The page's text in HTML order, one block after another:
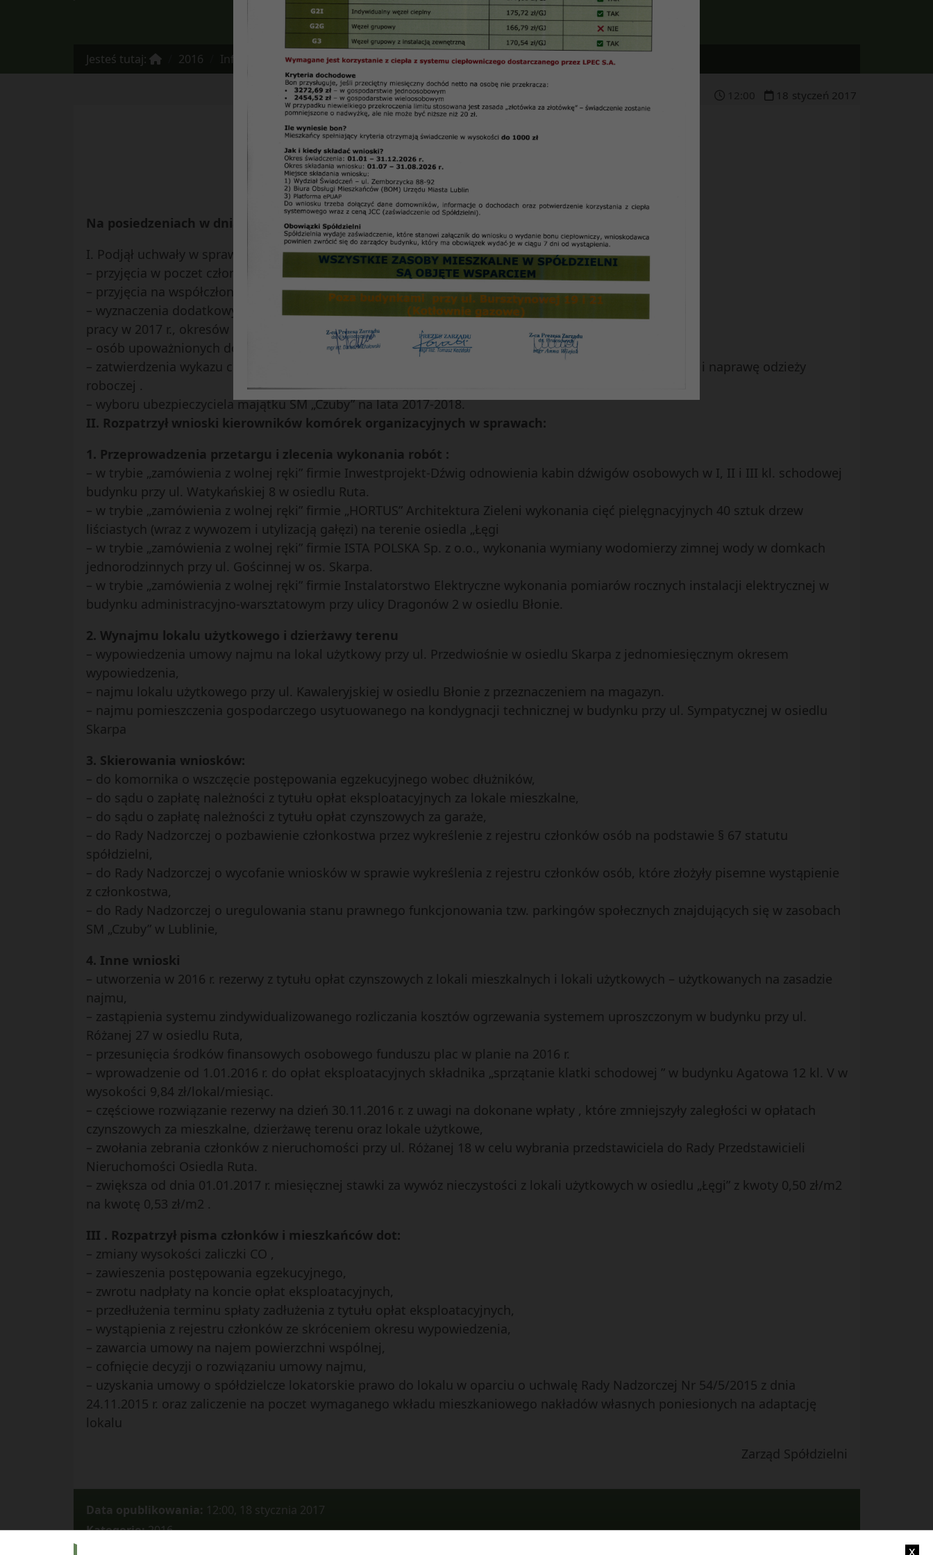
Jesteś tutaj: 2016 Informacja Zarządu Spółdzielni Mieszkaniowej „Czuby” o posiedzeniach w dniach 6, 12, 20, 29 grudnia 2016 r.
12 00 18 styczeń 2017
Informacja
Zarządu Spółdzielni Mieszkaniowej „Czuby” w Lublinie
Na posiedzeniach w dniach 6, 12, 20, 29 grudnia 2016 r. Zarząd Spółdzielni:
I. Podjął uchwały w sprawach:
– przyjęcia w poczet członków SM „Czuby” nabywców lokali mieszkalnych,
– przyjęcia na współczłonków,
– wyznaczenia dodatkowych dni wolnych od pracy z tytuły 5 – dniowego tygodnia
pracy w 2017 r., okresów rozliczeniowych w 2017 r. oraz limitów godzin nadliczbowych w 2017 r.
– osób upoważnionych do składania podpisu elektronicznego,
– zatwierdzenia wykazu cen odzieży roboczej stanowiącej podstawę do wyliczenia ekwiwalentu za pranie i naprawę odzieży
roboczej .
– wyboru ubezpieczyciela majątku SM „Czuby” na lata 2017-2018.
II. Rozpatrzył wnioski kierowników komórek organizacyjnych w sprawach:
1. Przeprowadzenia przetargu i zlecenia wykonania robót :
– w trybie „zamówienia z wolnej ręki” firmie Inwestprojekt-Dźwig odnowienia kabin dźwigów osobowych w I, II i III kl. schodowej
budynku przy ul. Watykańskiej 8 w osiedlu Ruta.
– w trybie „zamówienia z wolnej ręki” firmie „HORTUS” Architektura Zieleni wykonania cięć pielęgnacyjnych 40 sztuk drzew
liściastych (wraz z wywozem i utylizacją gałęzi) na terenie osiedla „Łęgi
– w trybie „zamówienia z wolnej ręki” firmie ISTA POLSKA Sp. z o.o., wykonania wymiany wodomierzy zimnej wody w domkach
jednorodzinnych przy ul. Gościnnej w os. Skarpa.
– w trybie „zamówienia z wolnej ręki” firmie Instalatorstwo Elektryczne wykonania pomiarów rocznych instalacji elektrycznej w
budynku administracyjno-warsztatowym przy ulicy Dragonów 2 w osiedlu Błonie.
2. Wynajmu lokalu użytkowego i dzierżawy terenu
– wypowiedzenia umowy najmu na lokal użytkowy przy ul. Przedwiośnie w osiedlu Skarpa z jednomiesięcznym okresem
wypowiedzenia,
– najmu lokalu użytkowego przy ul. Kawaleryjskiej w osiedlu Błonie z przeznaczeniem na magazyn.
– najmu pomieszczenia gospodarczego usytuowanego na kondygnacji technicznej w budynku przy ul. Sympatycznej w osiedlu
Skarpa
3. Skierowania wniosków:
– do komornika o wszczęcie postępowania egzekucyjnego wobec dłużników,
– do sądu o zapłatę należności z tytułu opłat eksploatacyjnych za lokale mieszkalne,
– do sądu o zapłatę należności z tytułu opłat czynszowych za garaże,
– do Rady Nadzorczej o pozbawienie członkostwa przez wykreślenie z rejestru członków osób na podstawie § 67 statutu
spółdzielni,
– do Rady Nadzorczej o wycofanie wniosków w sprawie wykreślenia z rejestru członków osób, które złożyły pisemne wystąpienie
z członkostwa,
– do Rady Nadzorczej o uregulowania stanu prawnego funkcjonowania tzw. parkingów społecznych znajdujących się w zasobach
SM „Czuby” w Lublinie,
4. Inne wnioski
– utworzenia w 2016 r. rezerwy z tytułu opłat czynszowych z lokali mieszkalnych i lokali użytkowych – użytkowanych na zasadzie
najmu,
– zastąpienia systemu zindywidualizowanego rozliczania kosztów ogrzewania systemem uproszczonym w budynku przy ul.
Różanej 27 w osiedlu Ruta,
– przesunięcia środków finansowych osobowego funduszu plac w planie na 2016 r.
– wprowadzenie od 1.01.2016 r. do opłat eksploatacyjnych składnika „sprzątanie klatki schodowej ” w budynku Agatowa 12 kl. V w
wysokości 9,84 zł/lokal/miesiąc.
– częściowe rozwiązanie rezerwy na dzień 30.11.2016 r. z uwagi na dokonane wpłaty , które zmniejszyły zaległości w opłatach
czynszowych za mieszkalne, dzierżawę terenu oraz lokale użytkowe,
– zwołania zebrania członków z nieruchomości przy ul. Różanej 18 w celu wybrania przedstawiciela do Rady Przedstawicieli
Nieruchomości Osiedla Ruta.
– zwiększa od dnia 01.01.2017 r. miesięcznej stawki za wywóz nieczystości z lokali użytkowych w osiedlu „Łęgi” z kwoty 0,50 zł/m2
na kwotę 0,53 zł/m2 .
III . Rozpatrzył pisma członków i mieszkańców dot:
– zmiany wysokości zaliczki CO ,
– zawieszenia postępowania egzekucyjnego,
– zwrotu nadpłaty na koncie opłat eksploatacyjnych,
– przedłużenia terminu spłaty zadłużenia z tytułu opłat eksploatacyjnych,
– wystąpienia z rejestru członków ze skróceniem okresu wypowiedzenia,
– zawarcia umowy na najem powierzchni wspólnej,
– cofnięcie decyzji o rozwiązaniu umowy najmu,
– uzyskania umowy o spółdzielcze lokatorskie prawo do lokalu w oparciu o uchwalę Rady Nadzorczej Nr 54/5/2015 z dnia
24.11.2015 r. oraz zaliczenie na poczet wymaganego wkładu mieszkaniowego nakładów własnych poniesionych na adaptację
lokalu
Zarząd Spółdzielni
Data opublikowania: 12:00, 18 stycznia 2017
Kategorie:2016
x